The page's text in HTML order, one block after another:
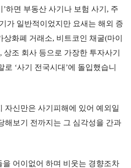
’하면 부동산 사기나 보험 사기, 주
가 일반적이었지만 요새는 해외 증
화폐 거래소, 비트코인 채굴(마이
상조 회사 등으로 가장한 투자사기
‘사기 전국시대’에 돌입했습니
자신만은 사기피해에 있어 예외일
해보기 전까지는 그 심각성을 간과
어이없어 하며 비웃는 경향조차